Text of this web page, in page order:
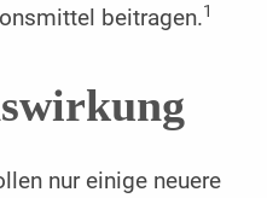
beitragen.1
nur einige neuere